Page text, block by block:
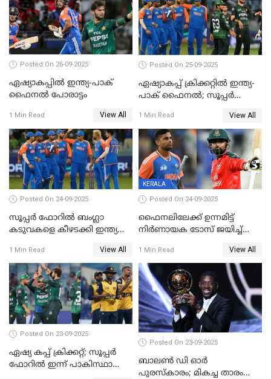
Posted On 26-09-2025
ഏഷ്യാകപ്പില്‍ ഇന്ത്യ-പാക്
ഫൈനല്‍ പോരാട്ടം
1 Min Read View All
Posted On 25-09-2025
ഏഷ്യാകപ്പ് ക്രിക്കറ്റിൽ ഇന്ത്യ-
പാക് ഫൈനല്‍; സൂപ്പർ
തോൽപിച്ച് പാകിസ്ഥാൻ
1 Min Read View All
Posted On 24-09-2025
സൂപ്പർ ഫോറിൽ ബംഗ്ലാ
കടുവകളെ കീഴടക്കി ഇന്ത്യ
1 Min Read View All
KERALA
Posted On 24-09-2025
ഫൈനലിലേക്ക് ഉന്നമിട്ട്
നിര്‍ണായക ടോസ് ജയിച്ച്
ഇന്ത്യയ്ക്ക് ബാറ്റിംഗ്
1 Min Read View All
Posted On 23-09-2025
ഏഷ്യ കപ്പ് ക്രിക്കറ്റ്; സൂപ്പര്‍
ഫോറിൽ ഇന്ന് പാകിസ്ഥാനും
Posted On 23-09-2025
ബാലണ്‍ ഡി ഓര്‍
പുരസ്‌കാരം; മികച്ച താരം